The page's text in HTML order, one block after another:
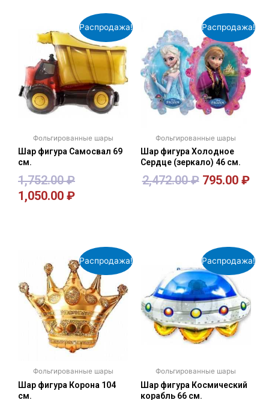
Распродажа!
Фольгированные шары
Шар фигура Самосвал 69
см.
1,752.00₽
1,050.00 ₽
Распродажа!
Фольгированные шары
Шар фигура Холодное
Сердце (зеркало) 46 см.
2,472.00₽ 795.00 ₽
Распродажа!
Фольгированные шары
Шар фигура Корона 104
см.
Распродажа!
Фольгированные шары
Шар фигура Космический
корабль 66 см.